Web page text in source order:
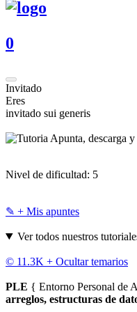
0
Invitado
Eres
invitado sui generis
Apunta, descarga
Nivel de dificultad: 5
✎ + Mis apuntes
Ver todos nuestros
© 11.3K + Ocultar temarios
PLE { Entorno Personal de
arreglos, estructuras de